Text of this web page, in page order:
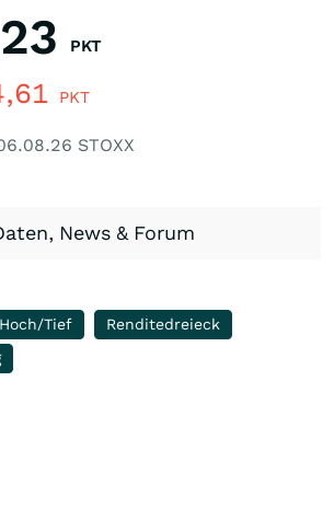
PKT
PKT
STOXX
News & Forum
Hoch/Tief
Renditedreieck